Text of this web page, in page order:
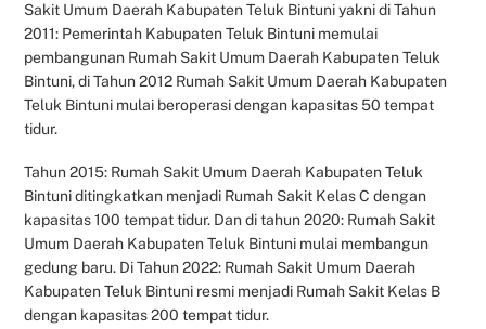
Sakit Umum Daerah Kabupaten Teluk Bintuni yakni di Tahun
2011: Pemerintah Kabupaten Teluk Bintuni memulai
pembangunan Rumah Sakit Umum Daerah Kabupaten Teluk
Bintuni, di Tahun 2012 Rumah Sakit Umum Daerah Kabupaten
Teluk Bintuni mulai beroperasi dengan kapasitas 50 tempat
tidur.
Tahun 2015: Rumah Sakit Umum Daerah Kabupaten Teluk
Bintuni ditingkatkan menjadi Rumah Sakit Kelas C dengan
kapasitas 100 tempat tidur. Dan di tahun 2020: Rumah Sakit
Umum Daerah Kabupaten Teluk Bintuni mulai membangun
gedung baru. Di Tahun 2022: Rumah Sakit Umum Daerah
Kabupaten Teluk Bintuni resmi menjadi Rumah Sakit Kelas B
dengan kapasitas 200 tempat tidur.